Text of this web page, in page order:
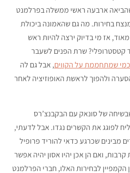
ארבעה ראשי ממשלה בפרלמנט
בחירות. מה גם שהאמונה ביכולת
אז מי בדיוק ירצה להיות ראש
קטסטרופלי? שרת הפנים לשעבר
שמתחממת על הקווים, אבל גם לה
ולהפוך לראשת האופוזיציה לאחר
של סונאק עם הבקבנצ’רס
לפוגג את הקשרים נגדו. אבל לדעתי,
מבינים שכרגע כדאי להוריד פרופיל
ואם הן אכן יהיו אסון יהיה אפשר
הקמפיין לבחירות האלו, חברי הפרלמנט